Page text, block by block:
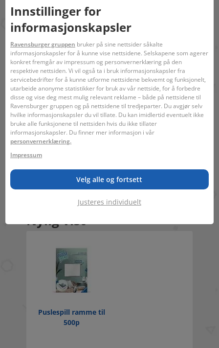
Strekkode:4005556179008
Ingen advarsler kreves.
12 + 38 x 51 x 2 cm 49 x 36 x 2 cm
Kreativitet
Nylig vist
Puslespill ramme til
500p
Innstillinger for
informasjonskapsler
Ravensburger gruppen bruker på sine nettsider såkalte
informasjonskapsler for å kunne vise nettsidene. Selskapene som agerer
konkret fremgår av impressum og personvernerklæring på den
respektive nettsiden. Vi vil også ta i bruk informasjonskapsler fra
servicebedrifter for å kunne utforme nettsidene bekvemt og funksjonelt,
utarbeide anonyme statistikker for bruk av vår nettside, for å forbedre
disse og vise deg mest mulig relevant reklame – både på nettsidene til
Ravensburger gruppen og på nettsidene til tredjeparter. Du avgjør selv
hvilke informasjonskapsler du vil tillate. Du kan imidlertid eventuelt ikke
bruke alle funksjonene til nettsiden hvis du ikke tillater
informasjonskapsler. Du finner mer informasjon i vår
personvernerklæring.
Impressum
Velg alle og fortsett
Justeres individuelt